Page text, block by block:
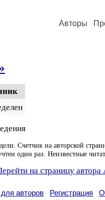
Авторы
Счетчик на авторской
один раз. Неизвестные
на страницу
авторов Регистрация О